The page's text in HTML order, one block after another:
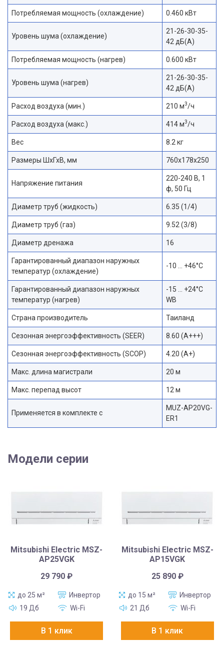
Потребляемая мощность (охлаждение) 0.460 кВт
Уровень шума (охлаждение)
21-26-30-35-
42 дБ(А)
Потребляемая мощность (нагрев) 0.600 кВт
Уровень шума (нагрев)
21-26-30-35-
42 дБ(А)
Расход воздуха (мин.) 210 м3/ч
Расход воздуха (макс.) 414 м3/ч
Вес 8.2 кг
Размеры ШхГхВ, мм 760x178x250
Напряжение питания
220-240 В, 1
ф, 50 Гц
Диаметр труб (жидкость) 6.35 (1/4)
Диаметр труб (газ) 9.52 (3/8)
Диаметр дренажа 16
Гарантированный диапазон наружных
температур (охлаждение)
-10 … +46°C
Гарантированный диапазон наружных
температур (нагрев)
-15 … +24°C
WB
Страна производитель Таиланд
Сезонная энергоэффективность (SEER) 8.60 (A+++)
Сезонная энергоэффективность (SCOP) 4.20 (A+)
Макс. длина магистрали 20 м
Макс. перепад высот 12 м
Применяется в комплекте с
MUZ-AP20VG-
ER1
Модели серии
Mitsubishi Electric MSZ-
AP25VGK
29 790₽
до 25 м²
Инвертор
19 Дб
Wi-Fi
В 1 клик
Mitsubishi Electric MSZ-
AP15VGK
25 890 ₽
до 15 м²
Инвертор
21 Дб
Wi-Fi
В 1 клик